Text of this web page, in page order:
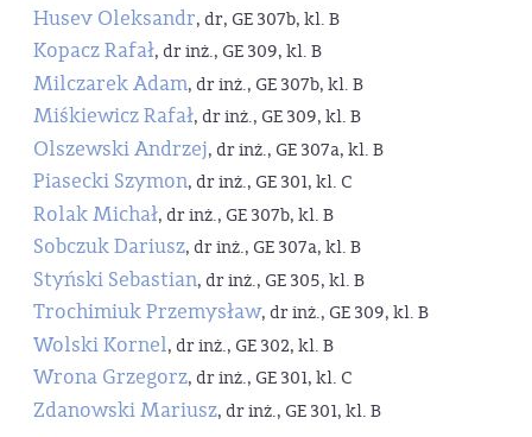
Husev Oleksandr, dr, GE 307b, kl. B
Kopacz Rafał, dr inż., GE 309, kl. B
Milczarek Adam, dr inż., GE 307b, kl. B
Miśkiewicz Rafał, dr inż., GE 309, kl. B
Olszewski Andrzej, dr inż., GE 307a, kl. B
Piasecki Szymon, dr inż., GE 301, kl. C
Rolak Michał, dr inż., GE 307b, kl. B
Sobczuk Dariusz, dr inż., GE 307a, kl. B
Styński Sebastian, dr inż., GE 305, kl. B
Trochimiuk Przemysław, dr inż., GE 309, kl. B
Wolski Kornel, dr inż., GE 302, kl. B
Wrona Grzegorz, dr inż., GE 301, kl. C
Zdanowski Mariusz, dr inż., GE 301, kl. B